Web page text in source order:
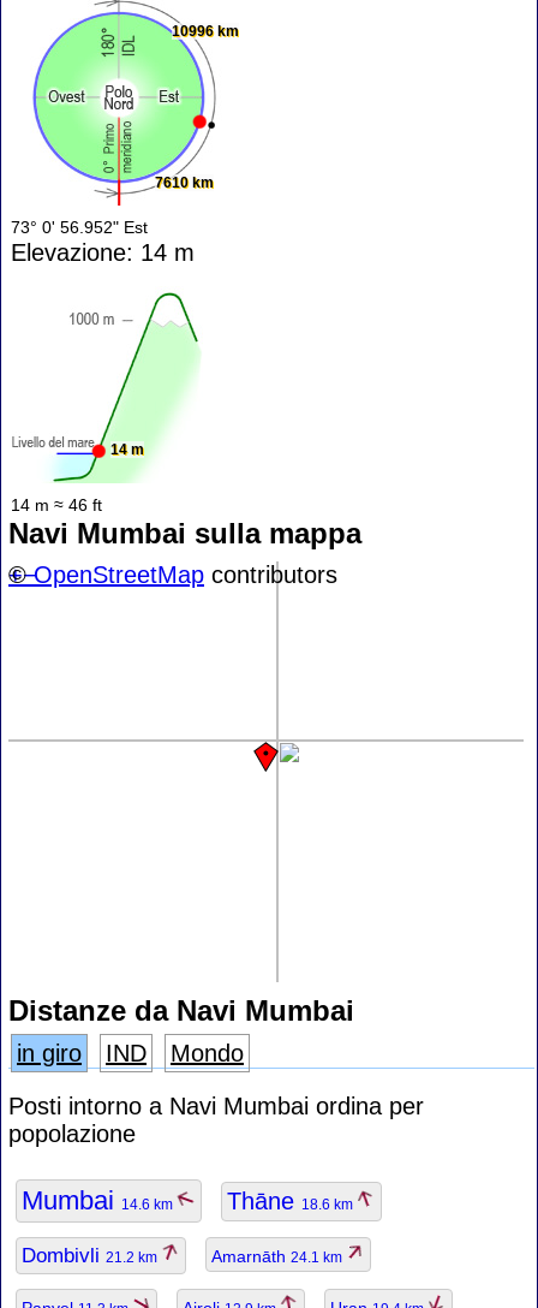
7610 km
10996 km
73° 0' 56.952" Est
Elevazione: 14 m
14 m
14 m ≈ 46 ft
Navi Mumbai sulla mappa
+−
©OpenStreetMap contributors
Distanze da Navi Mumbai
in giro IND
Mondo
Posti intorno a Navi Mumbai ordina per
popolazione
Mumbai 14.6 km Thāne 18.6 km
Dombivli 21.2 km Amarnāth 24.1 km